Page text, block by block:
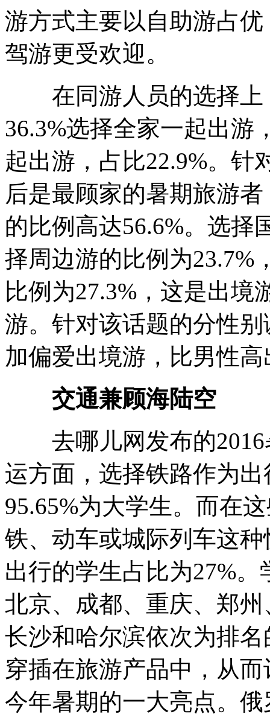
游方式主要以自助游占
驾游更受欢迎。
在同游人员的选择上
36.3%选择全家一起出游
起出游，占比22.9%。针
后是最顾家的暑期旅游
的比例高达56.6%。选择
择周边游的比例为23.7%
比例为27.3%，这是出境
游。针对该话题的分性
加偏爱出境游，比男性
交通兼顾海陆空
去哪儿网发布的2016
运方面，选择铁路作为
95.65%为大学生。而在
铁、动车或城际列车这
出行的学生占比为27%
北京、成都、重庆、郑
长沙和哈尔滨依次为排
穿插在旅游产品中，从
今年暑期的一大亮点。